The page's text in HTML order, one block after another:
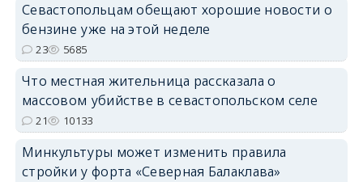
Севастопольцам обещают хорошие новости о
бензине уже на этой неделе
23 5685
Что местная жительница рассказала о
массовом убийстве в севастопольском селе
21 10133
Минкультуры может изменить правила
стройки у форта «Северная Балаклава»